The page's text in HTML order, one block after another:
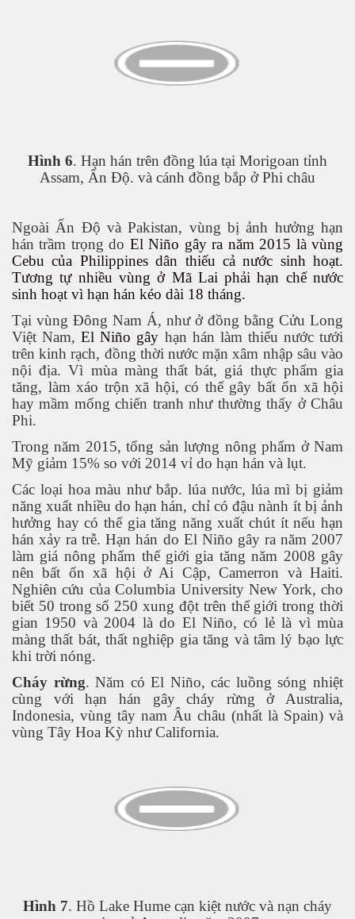
Hình 6. Hạn hán trên đồng lúa tại Morigoan tỉnh
Assam, Ấn Độ. và cánh đồng bắp ở Phi châu
Ngoài Ấn Độ và Pakistan, vùng bị ảnh hưởng hạn
hán trầm trọng do El Niño gây ra năm 2015 là vùng
Cebu của Philippines dân thiếu cả nước sinh hoạt.
Tương tự nhiều vùng ở Mã Lai phải hạn chế nước
sinh hoạt vì hạn hán kéo dài 18 tháng.
Tại vùng Đông Nam Á, như ở đồng bằng Cửu Long
Việt Nam,El Niño gây hạn hán làm thiếu nước tưới
trên kinh rạch, đồng thời nước mặn xâm nhập sâu vào
nội địa. Vì mùa màng thất bát, giá thực phẩm gia
tăng, làm xáo trộn xã hội, có thể gây bất ổn xã hội
hay mầm mống chiến tranh như thường thấy ở Châu
Phi.
Trong năm 2015, tổng sản lượng nông phẩm ở Nam
Mỹ giảm 15% so với 2014 vỉ do hạn hán và lụt.
Các loại hoa màu như bắp. lúa nước, lúa mì bị giảm
năng xuất nhiều do hạn hán, chỉ có đậu nành ít bị ảnh
hưởng hay có thể gia tăng năng xuất chút ít nếu hạn
hán xảy ra trễ. Hạn hán do El Niño gây ra năm 2007
làm giá nông phẩm thế giới gia tăng năm 2008 gây
nên bất ổn xã hội ở Ai Cập, Camerron và Haiti.
Nghiên cứu của Columbia University New York, cho
biết 50 trong số 250 xung đột trên thế giới trong thời
gian 1950 và 2004 là do El Niño, có lẻ là vì mùa
màng thất bát, thất nghiệp gia tăng và tâm lý bạo lực
khi trời nóng.
Cháy rừng. Năm có El Niño, các luồng sóng nhiệt
cùng với hạn hán gây cháy rừng ở Australia,
Indonesia, vùng tây nam Âu châu (nhất là Spain) và
vùng Tây Hoa Kỳ như California.
Hình 7. Hồ Lake Hume cạn kiệt nước và nạn cháy
- P2
BBQ
Dương
áp